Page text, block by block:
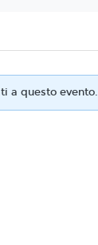
a questo evento.